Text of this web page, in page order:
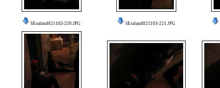
SEsalaud021103-220.JPG SEsalaud021103-221.JPG